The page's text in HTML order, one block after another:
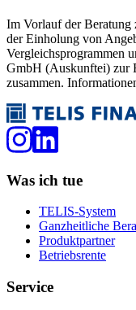
Im Vorlauf der Beratung
der Einholung von
Vergleichsprogrammen
GmbH (Auskunftei) zur
zusammen.
Was ich tue
TELIS-System
Ganzheitliche
Produktpartner
Betriebsrente
Service